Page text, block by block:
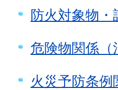
防火対象物
危険物関係（
火災予防条